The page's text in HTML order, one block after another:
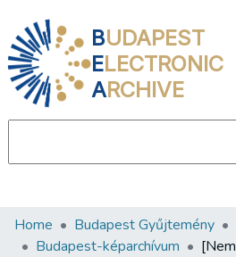
BUDAPEST
ELECTRONIC
ARCHIVE
Communities & Collections
Home Budapest Gyűjtemény
Budapest-képarchívum